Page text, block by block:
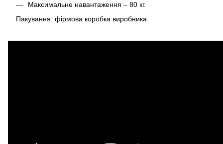
Максимальне навантаження – 80 кг.
Пакування: фірмова коробка виробника